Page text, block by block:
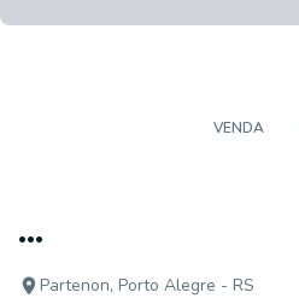
VENDA
...
Partenon, Porto Alegre - RS